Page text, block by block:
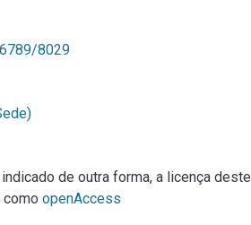
8029
de outra forma, a licença deste
openAccess